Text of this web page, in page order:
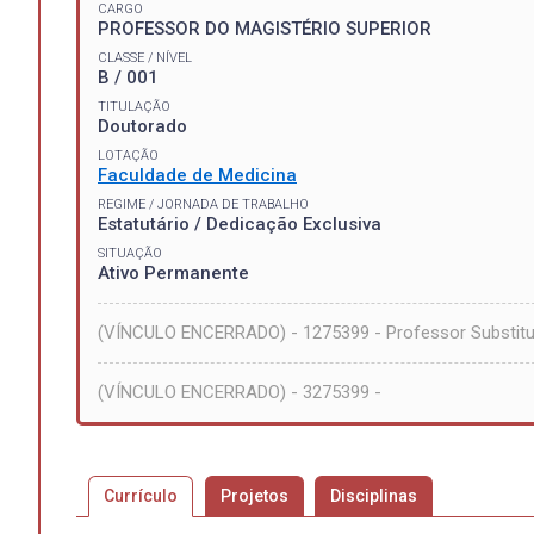
CARGO
PROFESSOR DO MAGISTÉRIO SUPERIOR
CLASSE / NÍVEL
B / 001
TITULAÇÃO
Doutorado
LOTAÇÃO
Faculdade de Medicina
REGIME / JORNADA DE TRABALHO
Estatutário / Dedicação Exclusiva
SITUAÇÃO
Ativo Permanente
(VÍNCULO ENCERRADO) - 1275399 - Professor
(VÍNCULO ENCERRADO) - 3275399 -
Currículo Projetos Disciplinas